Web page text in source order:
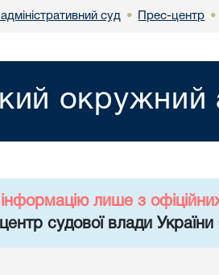
суд • Прес-центр •
окружний
лише з
судової влади